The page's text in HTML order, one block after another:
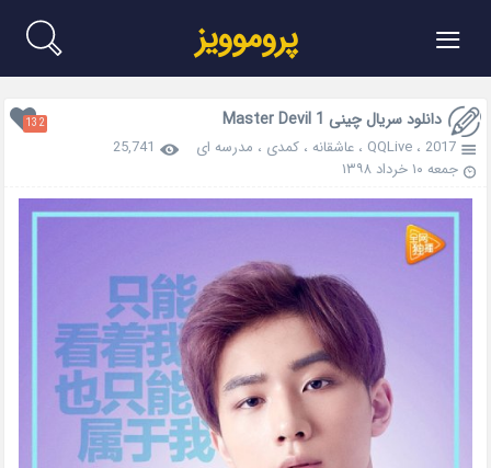
≡ پروموویز
دانلود سریال چینی Master Devil 1 132
2017 ،QQLive ،عاشقانه ،کمدی ، مدرسه ای
25,741
جمعه ۱۰ خرداد ۱۳۹۸